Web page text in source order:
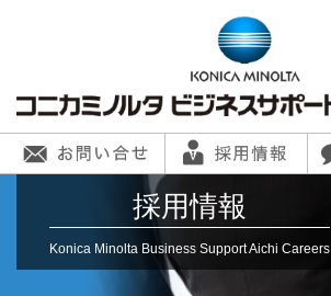
採用情報
Konica Minolta Business Support Aichi Careers